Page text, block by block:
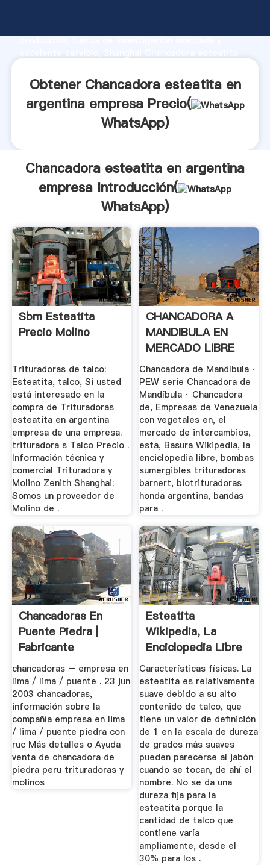
producción, fuerza de investigación avanzada y
aporta valores a todos los clientes.
Obtener Chancadora esteatita en
argentina empresa Precio(
WhatsApp)
Chancadora esteatita en argentina
empresa Introducción(
WhatsApp)
Sbm Esteatita
Precio Molino
Trituradoras de talco:
Esteatita, talco, Si usted
está interesado en la
compra de Trituradoras
esteatita en argentina
empresa de una empresa.
trituradora s Talco Precio .
Información técnica y
comercial Trituradora y
Molino Zenith Shanghai:
Somos un proveedor de
Molino de .
CHANCADORA A
MANDIBULA EN
MERCADO LIBRE
ARGENTINA .
Chancadora de Mandíbula ·
PEW serie Chancadora de
Mandíbula · Chancadora
de, Empresas de Venezuela
con vegetales en, el
mercado de intercambios,
esta, Basura Wikipedia, la
enciclopedia libre, bombas
sumergibles trituradoras
barnert, biotrituradoras
honda argentina, bandas
para .
Chancadoras En
Puente Piedra |
Fabricante
Profesional De ...
chancadoras – empresa en
lima / lima / puente . 23 jun
2003 chancadoras,
información sobre la
compañía empresa en lima
/ lima / puente piedra con
ruc Más detalles o Ayuda
venta de chancadora de
piedra peru trituradoras y
molinos
Esteatita
Wikipedia, La
Enciclopedia Libre
Características físicas. La
esteatita es relativamente
suave debido a su alto
contenido de talco, que
tiene un valor de definición
de 1 en la escala de dureza
de grados más suaves
pueden parecerse al jabón
cuando se tocan, de ahí el
nombre. No se da una
dureza fija para la
esteatita porque la
cantidad de talco que
contiene varía
ampliamente, desde el
30% para los .